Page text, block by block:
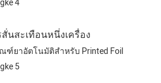
นสะเทือนหนึ่งเครื่อง